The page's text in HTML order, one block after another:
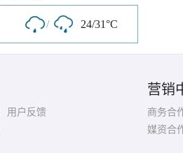
/ 24/31°C
用户反馈
营销
商务合
媒资合